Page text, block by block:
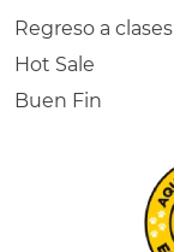
Regreso a clases
Hot Sale
Buen Fin